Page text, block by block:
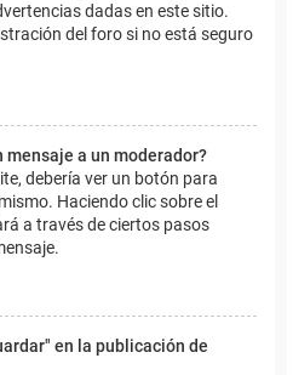
dadas en este sitio.
del foro si no está seguro
mensaje a un moderador?
debería ver un botón para
Haciendo clic sobre el
a través de ciertos pasos
en la publicación de